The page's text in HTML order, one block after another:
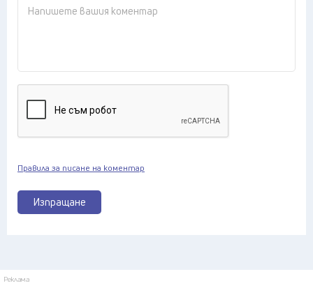
Изпращане
Правила за писане на коментар
Реклама